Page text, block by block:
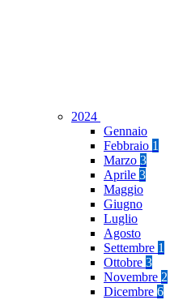
2024
Gennaio
Febbraio 1
Marzo 3
Aprile 3
Maggio
Giugno
Luglio
Agosto
Settembre 1
Ottobre 3
Novembre 2
Dicembre 6